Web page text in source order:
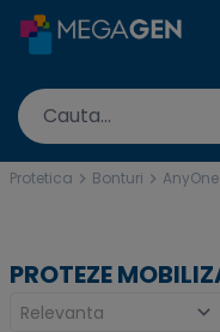
Protetica Bonturi AnyOne
PROTEZE